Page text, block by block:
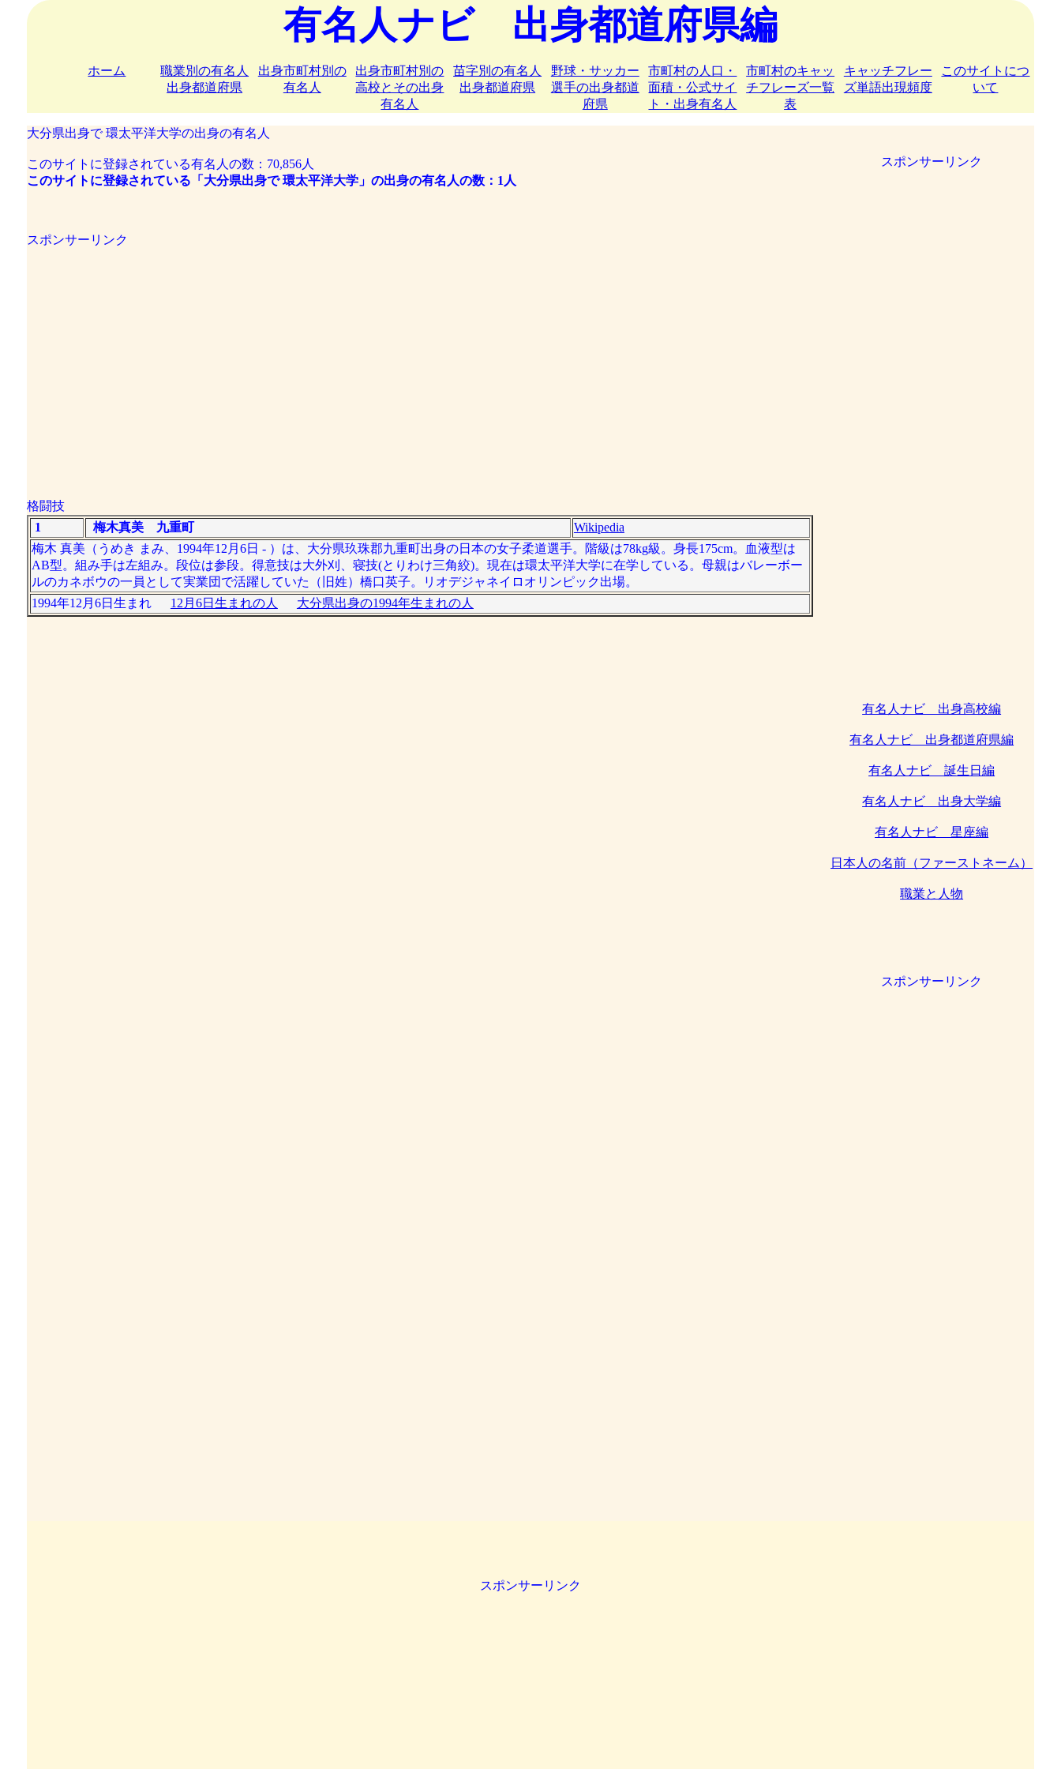
有名人ナビ 出身都道府県編
ホーム
職業別の有名人
出身都道府県
出身市町村別の
有名人
出身市町村別の
高校とその出身
有名人
苗字別の有名人
出身都道府県
野球・サッカー
選手の出身都道
府県
市町村の人口・
面積・公式サイ
ト・出身有名人
市町村のキャッ
チフレーズ一覧
表
キャッチフレー
ズ単語出現頻度
このサイトにつ
いて
大分県出身で 環太平洋大学の出身の有名人
このサイトに登録されている有名人の数：70,856人
このサイトに登録されている「大分県出身で 環太平洋大学」の出身の有名人の数：1人
スポンサーリンク
格闘技
1
梅木真美 九重町
Wikipedia
梅木 真美（うめき まみ、1994年12月6日 - ）は、大分県玖珠郡九重町出身の日本の女子柔道選手。階級は78kg級。身長175cm。血液型は
AB型。組み手は左組み。段位は参段。得意技は大外刈、寝技(とりわけ三角絞)。現在は環太平洋大学に在学している。母親はバレーボー
ルのカネボウの一員として実業団で活躍していた（旧姓）橋口英子。リオデジャネイロオリンピック出場。
1994年12月6日生まれ 12月6日生まれの人 大分県出身の1994年生まれの人
スポンサーリンク
有名人ナビ 出身高校編
有名人ナビ 出身都道府県編
有名人ナビ 誕生日編
有名人ナビ 出身大学編
有名人ナビ 星座編
日本人の名前（ファーストネーム）
職業と人物
スポンサーリンク
スポンサーリンク